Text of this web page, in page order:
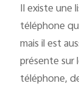
Il existe une
téléphone
mais il est
présente sur
téléphone,